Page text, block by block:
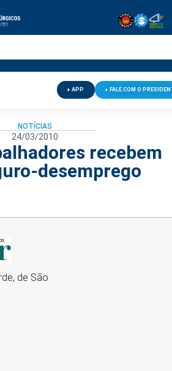
APP FALE COM O
NOTÍCIAS
24/03/2010
recebem
desemprego
de São